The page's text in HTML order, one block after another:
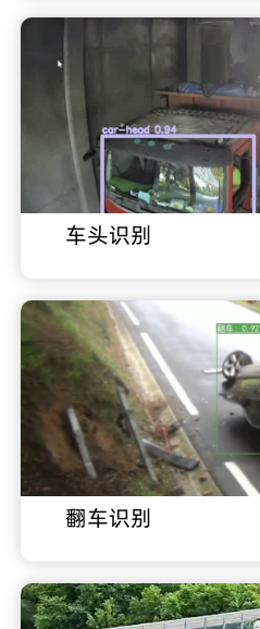
车头识别
翻车识别